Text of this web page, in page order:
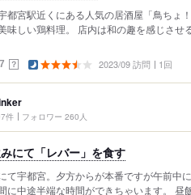
都宮駅近くにある人気の居酒屋「鳥ちょ
味しい鶏料理。 店内は和の趣を感じさせ
？ 2023/09 訪問 1回
件 フォロワー 260人
にて「レバー」を食す
て宇都宮。夕方からが本番ですが午前中
に中途半端な時間ができちゃいます。